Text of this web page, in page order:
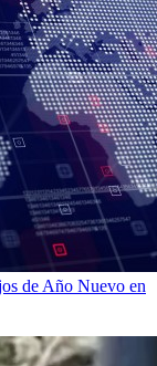
de Año Nuevo en